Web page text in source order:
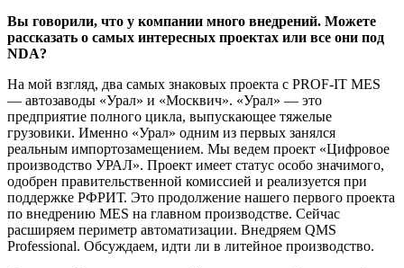
Вы говорили, что у компании много внедрений. Можете
рассказать о самых интересных проектах или все они под
NDA?
На мой взгляд, два самых знаковых проекта с PROF-IT MES
— автозаводы «Урал» и «Москвич». «Урал» — это
предприятие полного цикла, выпускающее тяжелые
грузовики. Именно «Урал» одним из первых занялся
реальным импортозамещением. Мы ведем проект «Цифровое
производство УРАЛ». Проект имеет статус особо значимого,
одобрен правительственной комиссией и реализуется при
поддержке РФРИТ. Это продолжение нашего первого проекта
по внедрению MES на главном производстве. Сейчас
расширяем периметр автоматизации. Внедряем QMS
Professional. Обсуждаем, идти ли в литейное производство.